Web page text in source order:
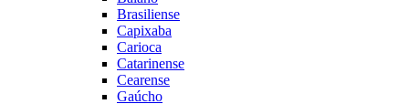
Brasiliense
Capixaba
Carioca
Catarinense
Cearense
Gaúcho